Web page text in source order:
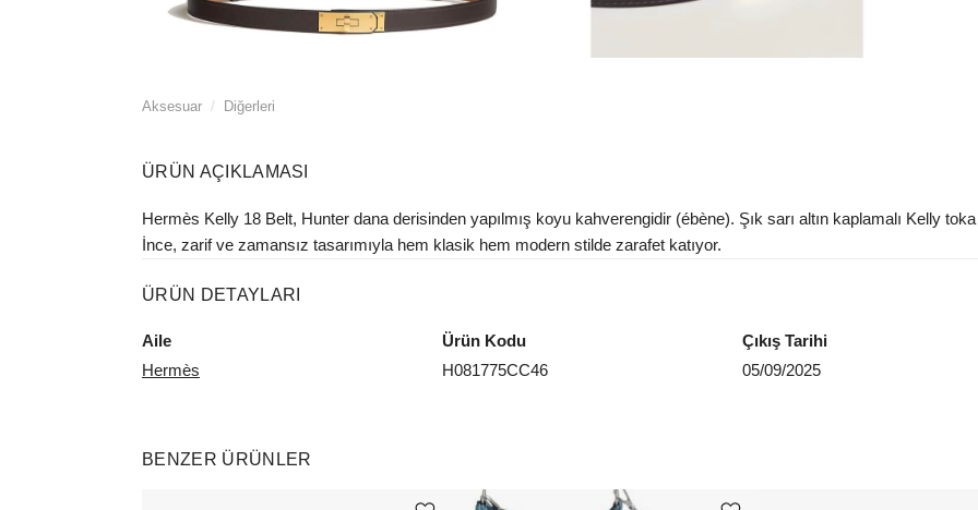
Aksesuar / Diğerleri
ÜRÜN AÇIKLAMASI
Hermès Kelly 18 Belt, Hunter dana derisinden yapılmış koyu kahverengidir (ébène). Şık sarı altın kaplamalı Kelly
İnce, zarif ve zamansız tasarımıyla hem klasik hem modern stilde zarafet katıyor.
ÜRÜN DETAYLARI
Aile
Hermès
Ürün Kodu
H081775CC46
Çıkış Tarihi
05/09/2025
BENZER ÜRÜNLER